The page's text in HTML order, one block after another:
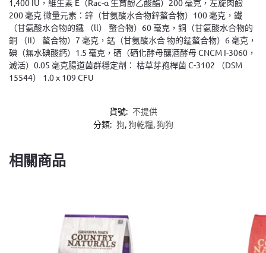
1,400 IU，維生素 E（Rac-α 生育酚乙酸酯）200 毫克，左旋肉鹼
200 毫克 微量元素：鋅（甘氨酸水合物鋅螯合物）100 毫克，鐵
（甘氨酸水合物的鐵 （ll） 螯合物）60 毫克，銅（甘氨酸水合物的
銅 （II） 螯合物）7 毫克，錳（甘氨酸水合 物的錳螯合物）6 毫克，
碘（無水碘酸鈣）1.5 毫克，硒（硒化酵母釀酒酵母 CNCM I-3060，
滅活）0.05 毫克腸道菌群穩定劑： 枯草芽孢桿菌 C-3102 （DSM
15544） 1.0 x 109 CFU
貨號: 不提供
分類: 狗,狗乾糧,狗狗
相關商品